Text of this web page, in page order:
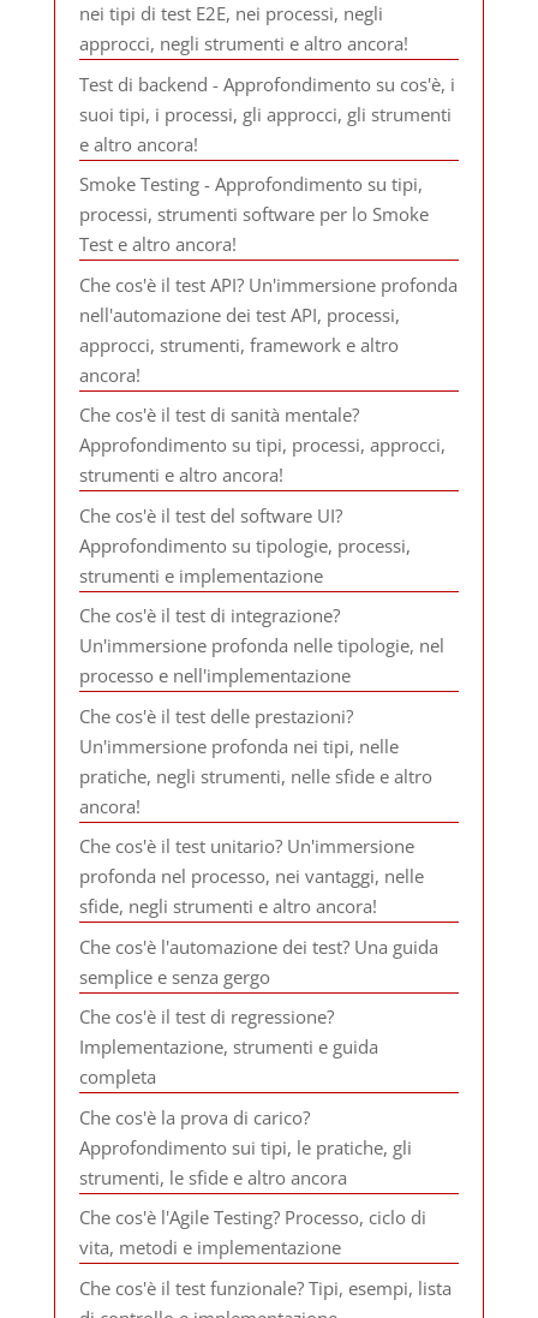
nei tipi di test E2E, nei processi, negli
approcci, negli strumenti e altro ancora!
Test di backend - Approfondimento su cos'è, i
suoi tipi, i processi, gli approcci, gli strumenti
e altro ancora!
Smoke Testing - Approfondimento su tipi,
processi, strumenti software per lo Smoke
Test e altro ancora!
Che cos'è il test API? Un'immersione profonda
nell'automazione dei test API, processi,
approcci, strumenti, framework e altro
ancora!
Che cos'è il test di sanità mentale?
Approfondimento su tipi, processi, approcci,
strumenti e altro ancora!
Che cos'è il test del software UI?
Approfondimento su tipologie, processi,
strumenti e implementazione
Che cos'è il test di integrazione?
Un'immersione profonda nelle tipologie, nel
processo e nell'implementazione
Che cos'è il test delle prestazioni?
Un'immersione profonda nei tipi, nelle
pratiche, negli strumenti, nelle sfide e altro
ancora!
Che cos'è il test unitario? Un'immersione
profonda nel processo, nei vantaggi, nelle
sfide, negli strumenti e altro ancora!
Che cos'è l'automazione dei test? Una guida
semplice e senza gergo
Che cos'è il test di regressione?
Implementazione, strumenti e guida
completa
Che cos'è la prova di carico?
Approfondimento sui tipi, le pratiche, gli
strumenti, le sfide e altro ancora
Che cos'è l'Agile Testing? Processo, ciclo di
vita, metodi e implementazione
Che cos'è il test funzionale? Tipi, esempi, lista